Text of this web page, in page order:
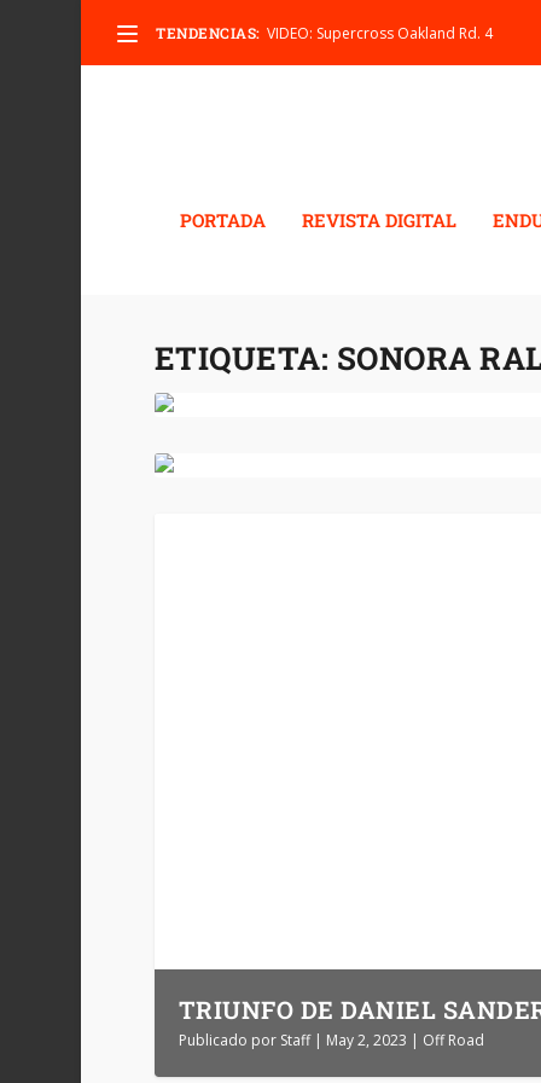
TENDENCIAS: VIDEO: Supercross Oakland Rd. 4
PORTADA REVISTA DIGITAL
ETIQUETA: SONORA
TRIUNFO DE DANIEL
Publicado por Staff| May 2, 2023 | Off Road